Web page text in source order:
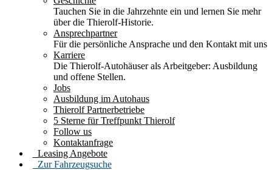
Tauchen Sie in die Jahrzehnte ein und lernen Sie mehr
über die Thierolf-Historie.
Ansprechpartner
Für die persönliche Ansprache und den Kontakt mit uns
Karriere
Die Thierolf-Autohäuser als Arbeitgeber: Ausbildung
und offene Stellen.
Jobs
Ausbildung im Autohaus
Thierolf Partnerbetriebe
5 Sterne für Treffpunkt Thierolf
Follow us
Kontaktanfrage
Leasing Angebote
Zur Fahrzeugsuche